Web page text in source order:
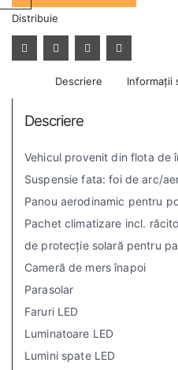
Distribuie
Descriere Informații
Descriere
Vehicul provenit din flota de
Suspensie fata: foi de arc/
Panou aerodinamic pentru
Pachet climatizare incl.
de protecție solară pentru
Cameră de mers înapoi
Parasolar
Faruri LED
Luminatoare LED
Lumini spate LED